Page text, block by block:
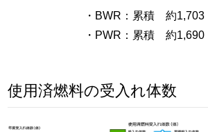
・BWR：累積 約1,703
・PWR：累積 約1,690
使用済燃料の受入れ体数